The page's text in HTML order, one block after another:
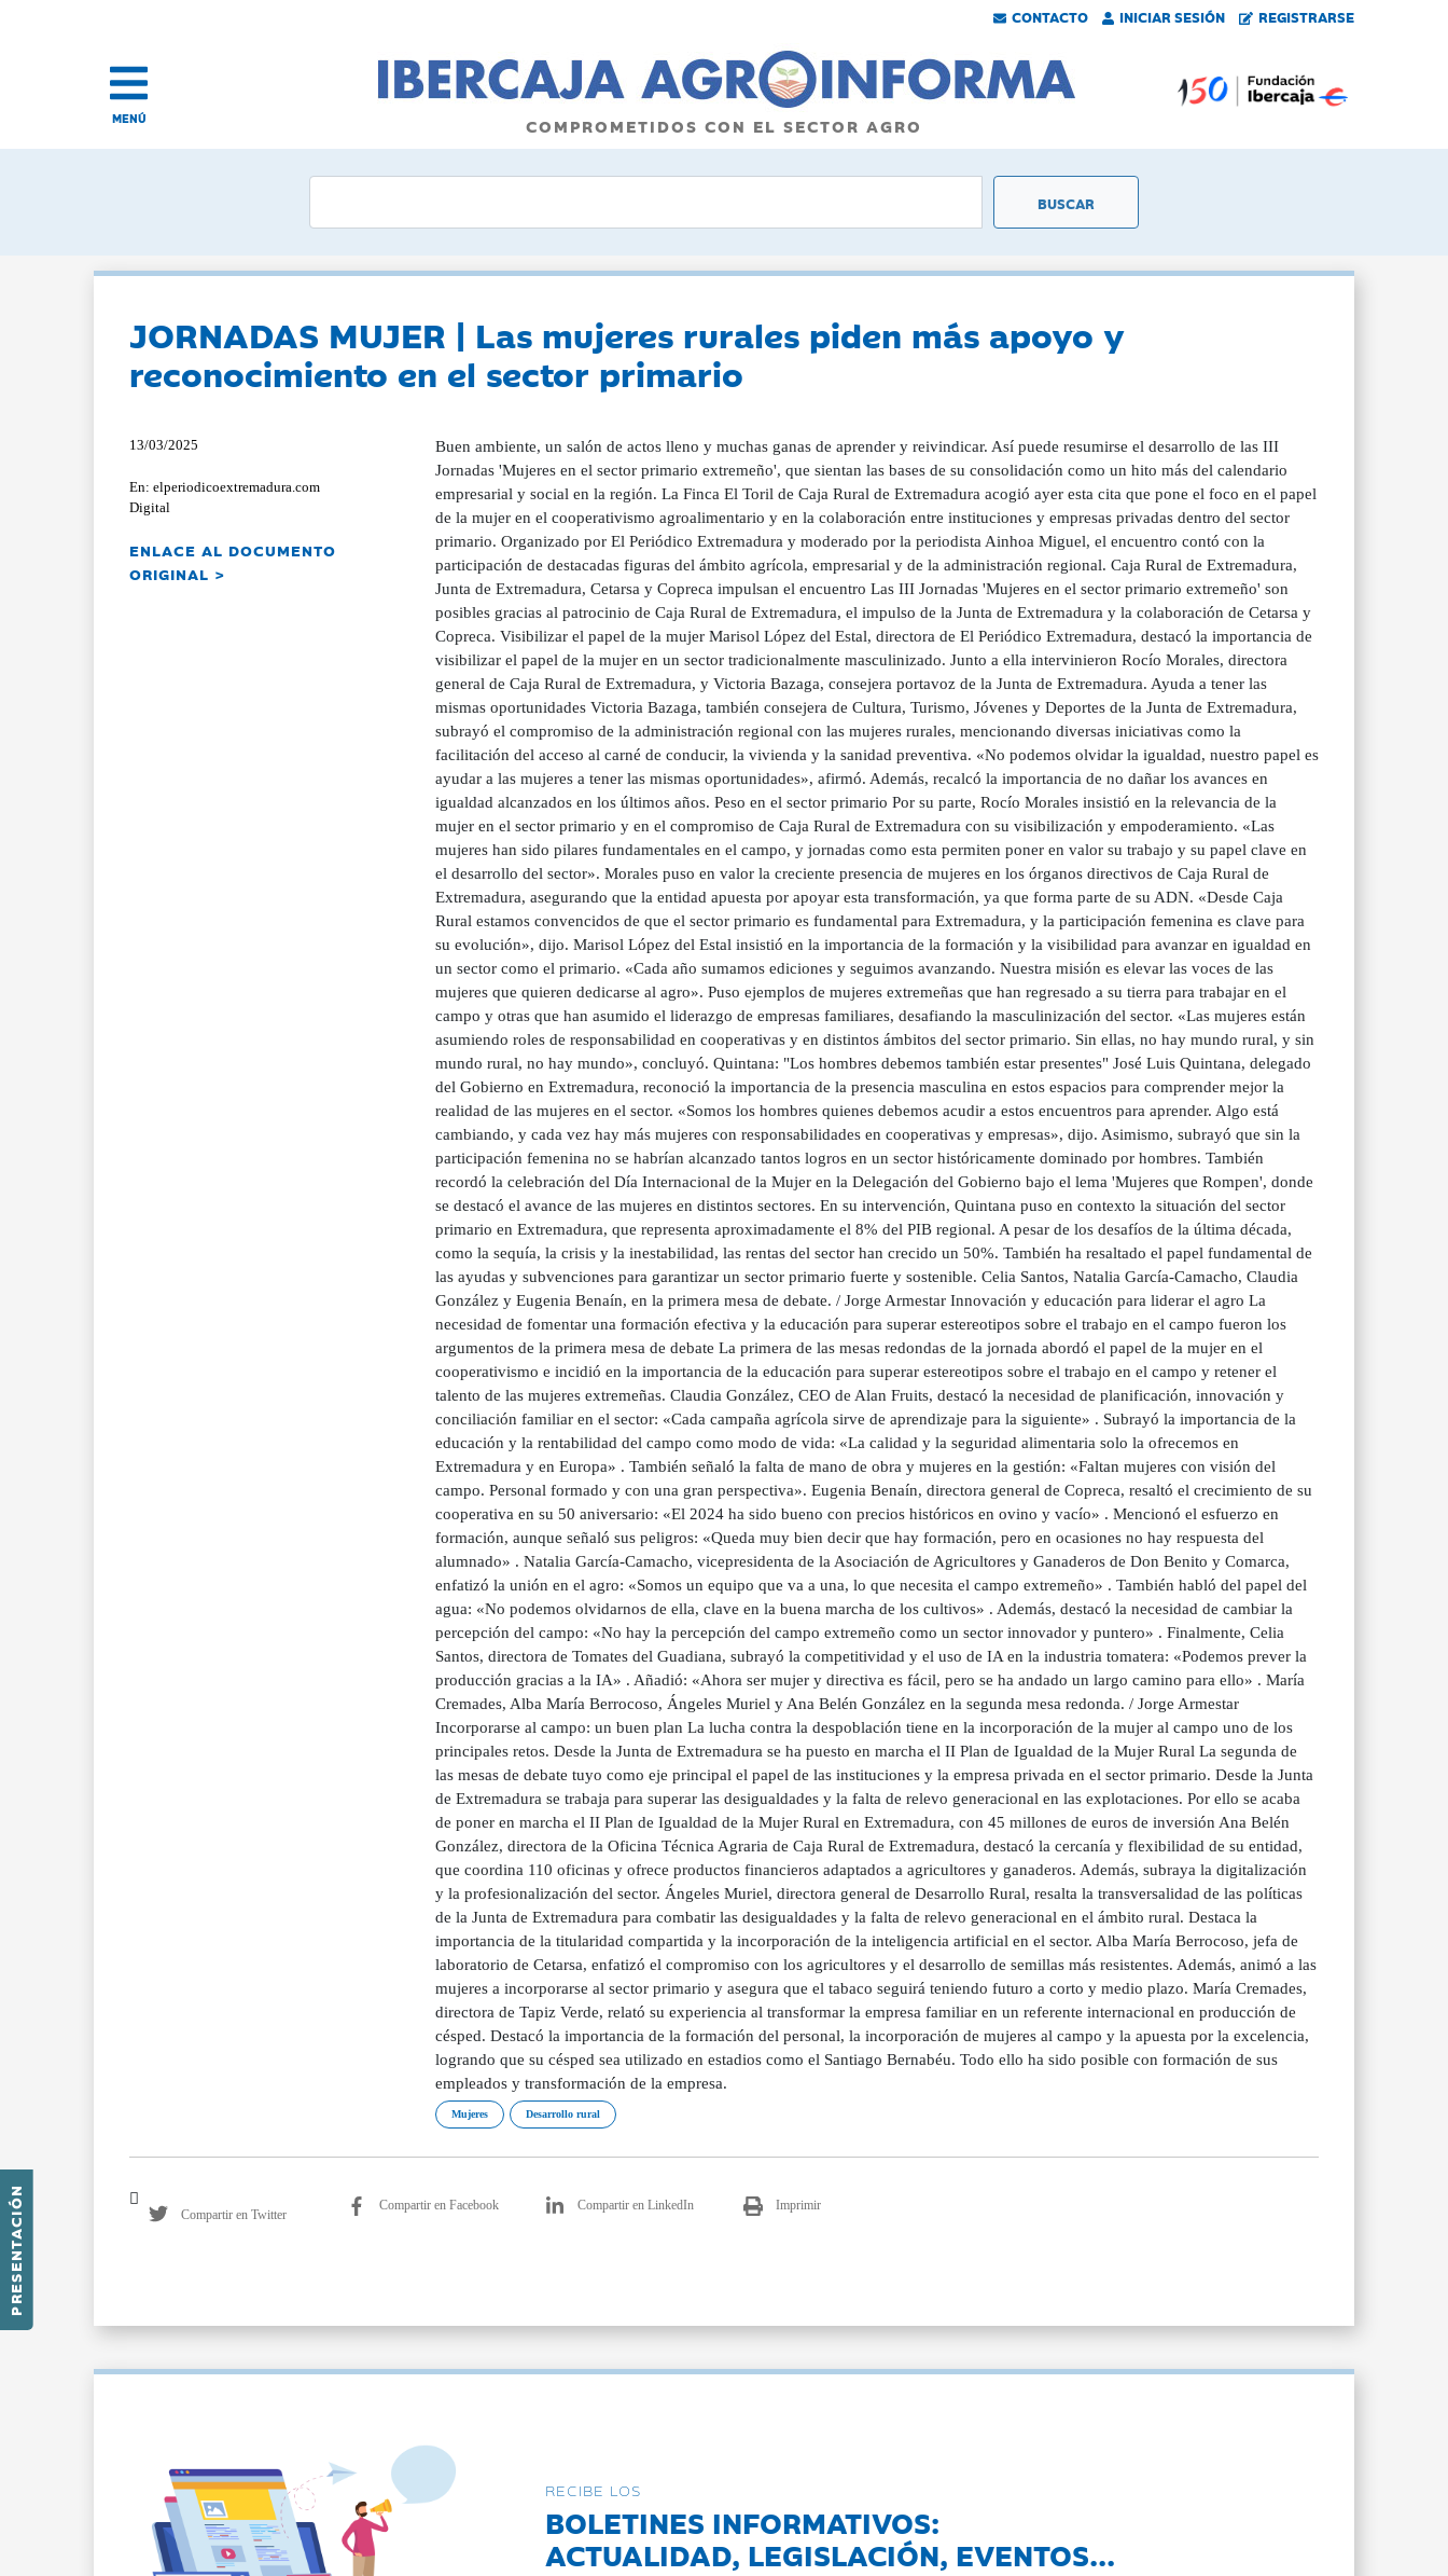
CONTACTO INICIAR SESIÓN REGISTRARSE
PRESENTACIÓN
MENÚ COMPROMETIDOS CON EL SECTOR AGRO
JORNADAS MUJER | Las mujeres rurales piden más apoyo y
reconocimiento en el sector primario
13/03/2025
En: elperiodicoextremadura.com
Digital
ENLACE AL DOCUMENTO
ORIGINAL >
Buen ambiente, un salón de actos lleno y muchas ganas de aprender y reivindicar. Así puede resumirse el desarrollo de las III
Jornadas 'Mujeres en el sector primario extremeño', que sientan las bases de su consolidación como un hito más del calendario
empresarial y social en la región. La Finca El Toril de Caja Rural de Extremadura acogió ayer esta cita que pone el foco en el papel
de la mujer en el cooperativismo agroalimentario y en la colaboración entre instituciones y empresas privadas dentro del sector
primario. Organizado por El Periódico Extremadura y moderado por la periodista Ainhoa Miguel, el encuentro contó con la
participación de destacadas figuras del ámbito agrícola, empresarial y de la administración regional. Caja Rural de Extremadura,
Junta de Extremadura, Cetarsa y Copreca impulsan el encuentro Las III Jornadas 'Mujeres en el sector primario extremeño' son
posibles gracias al patrocinio de Caja Rural de Extremadura, el impulso de la Junta de Extremadura y la colaboración de Cetarsa y
Copreca. Visibilizar el papel de la mujer Marisol López del Estal, directora de El Periódico Extremadura, destacó la importancia de
visibilizar el papel de la mujer en un sector tradicionalmente masculinizado. Junto a ella intervinieron Rocío Morales, directora
general de Caja Rural de Extremadura, y Victoria Bazaga, consejera portavoz de la Junta de Extremadura. Ayuda a tener las
mismas oportunidades Victoria Bazaga, también consejera de Cultura, Turismo, Jóvenes y Deportes de la Junta de Extremadura,
subrayó el compromiso de la administración regional con las mujeres rurales, mencionando diversas iniciativas como la
facilitación del acceso al carné de conducir, la vivienda y la sanidad preventiva. «No podemos olvidar la igualdad, nuestro papel es
ayudar a las mujeres a tener las mismas oportunidades», afirmó. Además, recalcó la importancia de no dañar los avances en
igualdad alcanzados en los últimos años. Peso en el sector primario Por su parte, Rocío Morales insistió en la relevancia de la
mujer en el sector primario y en el compromiso de Caja Rural de Extremadura con su visibilización y empoderamiento. «Las
mujeres han sido pilares fundamentales en el campo, y jornadas como esta permiten poner en valor su trabajo y su papel clave en
el desarrollo del sector». Morales puso en valor la creciente presencia de mujeres en los órganos directivos de Caja Rural de
Extremadura, asegurando que la entidad apuesta por apoyar esta transformación, ya que forma parte de su ADN. «Desde Caja
Rural estamos convencidos de que el sector primario es fundamental para Extremadura, y la participación femenina es clave para
su evolución», dijo. Marisol López del Estal insistió en la importancia de la formación y la visibilidad para avanzar en igualdad en
un sector como el primario. «Cada año sumamos ediciones y seguimos avanzando. Nuestra misión es elevar las voces de las
mujeres que quieren dedicarse al agro». Puso ejemplos de mujeres extremeñas que han regresado a su tierra para trabajar en el
campo y otras que han asumido el liderazgo de empresas familiares, desafiando la masculinización del sector. «Las mujeres están
asumiendo roles de responsabilidad en cooperativas y en distintos ámbitos del sector primario. Sin ellas, no hay mundo rural, y sin
mundo rural, no hay mundo», concluyó. Quintana: "Los hombres debemos también estar presentes" José Luis Quintana, delegado
del Gobierno en Extremadura, reconoció la importancia de la presencia masculina en estos espacios para comprender mejor la
realidad de las mujeres en el sector. «Somos los hombres quienes debemos acudir a estos encuentros para aprender. Algo está
cambiando, y cada vez hay más mujeres con responsabilidades en cooperativas y empresas», dijo. Asimismo, subrayó que sin la
participación femenina no se habrían alcanzado tantos logros en un sector históricamente dominado por hombres. También
recordó la celebración del Día Internacional de la Mujer en la Delegación del Gobierno bajo el lema 'Mujeres que Rompen', donde
se destacó el avance de las mujeres en distintos sectores. En su intervención, Quintana puso en contexto la situación del sector
primario en Extremadura, que representa aproximadamente el 8% del PIB regional. A pesar de los desafíos de la última década,
como la sequía, la crisis y la inestabilidad, las rentas del sector han crecido un 50%. También ha resaltado el papel fundamental de
las ayudas y subvenciones para garantizar un sector primario fuerte y sostenible. Celia Santos, Natalia García-Camacho, Claudia
González y Eugenia Benaín, en la primera mesa de debate. / Jorge Armestar Innovación y educación para liderar el agro La
necesidad de fomentar una formación efectiva y la educación para superar estereotipos sobre el trabajo en el campo fueron los
argumentos de la primera mesa de debate La primera de las mesas redondas de la jornada abordó el papel de la mujer en el
cooperativismo e incidió en la importancia de la educación para superar estereotipos sobre el trabajo en el campo y retener el
talento de las mujeres extremeñas. Claudia González, CEO de Alan Fruits, destacó la necesidad de planificación, innovación y
conciliación familiar en el sector: «Cada campaña agrícola sirve de aprendizaje para la siguiente» . Subrayó la importancia de la
educación y la rentabilidad del campo como modo de vida: «La calidad y la seguridad alimentaria solo la ofrecemos en
Extremadura y en Europa» . También señaló la falta de mano de obra y mujeres en la gestión: «Faltan mujeres con visión del
campo. Personal formado y con una gran perspectiva». Eugenia Benaín, directora general de Copreca, resaltó el crecimiento de su
cooperativa en su 50 aniversario: «El 2024 ha sido bueno con precios históricos en ovino y vacío» . Mencionó el esfuerzo en
formación, aunque señaló sus peligros: «Queda muy bien decir que hay formación, pero en ocasiones no hay respuesta del
alumnado» . Natalia García-Camacho, vicepresidenta de la Asociación de Agricultores y Ganaderos de Don Benito y Comarca,
enfatizó la unión en el agro: «Somos un equipo que va a una, lo que necesita el campo extremeño» . También habló del papel del
agua: «No podemos olvidarnos de ella, clave en la buena marcha de los cultivos» . Además, destacó la necesidad de cambiar la
percepción del campo: «No hay la percepción del campo extremeño como un sector innovador y puntero» . Finalmente, Celia
Santos, directora de Tomates del Guadiana, subrayó la competitividad y el uso de IA en la industria tomatera: «Podemos prever la
producción gracias a la IA» . Añadió: «Ahora ser mujer y directiva es fácil, pero se ha andado un largo camino para ello» . María
Cremades, Alba María Berrocoso, Ángeles Muriel y Ana Belén González en la segunda mesa redonda. / Jorge Armestar
Incorporarse al campo: un buen plan La lucha contra la despoblación tiene en la incorporación de la mujer al campo uno de los
principales retos. Desde la Junta de Extremadura se ha puesto en marcha el II Plan de Igualdad de la Mujer Rural La segunda de
las mesas de debate tuyo como eje principal el papel de las instituciones y la empresa privada en el sector primario. Desde la Junta
de Extremadura se trabaja para superar las desigualdades y la falta de relevo generacional en las explotaciones. Por ello se acaba
de poner en marcha el II Plan de Igualdad de la Mujer Rural en Extremadura, con 45 millones de euros de inversión Ana Belén
González, directora de la Oficina Técnica Agraria de Caja Rural de Extremadura, destacó la cercanía y flexibilidad de su entidad,
que coordina 110 oficinas y ofrece productos financieros adaptados a agricultores y ganaderos. Además, subraya la digitalización
y la profesionalización del sector. Ángeles Muriel, directora general de Desarrollo Rural, resalta la transversalidad de las políticas
de la Junta de Extremadura para combatir las desigualdades y la falta de relevo generacional en el ámbito rural. Destaca la
importancia de la titularidad compartida y la incorporación de la inteligencia artificial en el sector. Alba María Berrocoso, jefa de
laboratorio de Cetarsa, enfatizó el compromiso con los agricultores y el desarrollo de semillas más resistentes. Además, animó a las
mujeres a incorporarse al sector primario y asegura que el tabaco seguirá teniendo futuro a corto y medio plazo. María Cremades,
directora de Tapiz Verde, relató su experiencia al transformar la empresa familiar en un referente internacional en producción de
césped. Destacó la importancia de la formación del personal, la incorporación de mujeres al campo y la apuesta por la excelencia,
logrando que su césped sea utilizado en estadios como el Santiago Bernabéu. Todo ello ha sido posible con formación de sus
empleados y transformación de la empresa.
Mujeres Desarrollo rural
Compartir en Twitter
Compartir en Facebook Compartir en LinkedIn Imprimir
RECIBE LOS
BOLETINES INFORMATIVOS:
ACTUALIDAD, LEGISLACIÓN, EVENTOS...